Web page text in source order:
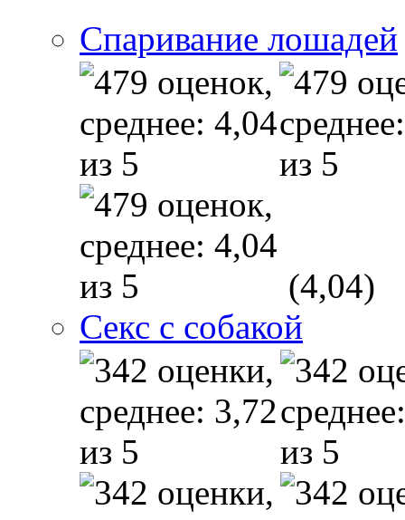
Спаривание лошадей
(4,04)
Секс с собакой